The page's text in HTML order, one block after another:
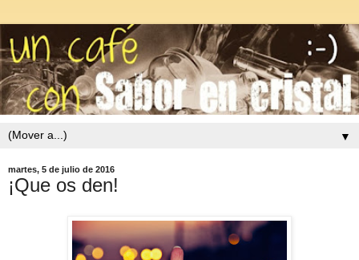
▼
martes, 5 de julio de 2016
¡Que os den!